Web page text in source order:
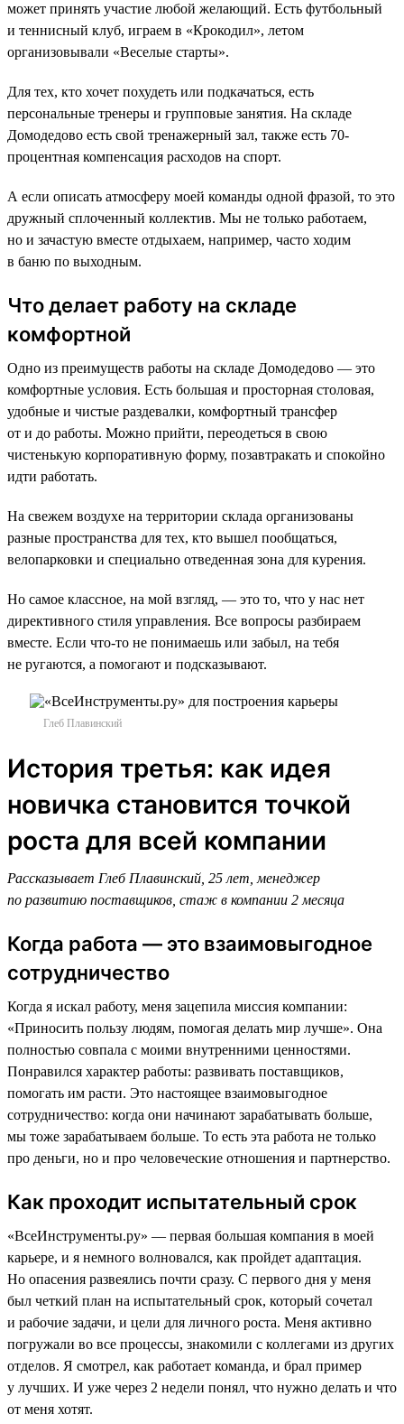
может принять участие любой желающий. Есть футбольный
и теннисный клуб, играем в «Крокодил», летом
организовывали «Веселые старты».
Для тех, кто хочет похудеть или подкачаться, есть
персональные тренеры и групповые занятия. На складе
Домодедово есть свой тренажерный зал, также есть 70-
процентная компенсация расходов на спорт.
А если описать атмосферу моей команды одной фразой, то это
дружный сплоченный коллектив. Мы не только работаем,
но и зачастую вместе отдыхаем, например, часто ходим
в баню по выходным.
Что делает работу на складе
комфортной
Одно из преимуществ работы на складе Домодедово — это
комфортные условия. Есть большая и просторная столовая,
удобные и чистые раздевалки, комфортный трансфер
от и до работы. Можно прийти, переодеться в свою
чистенькую корпоративную форму, позавтракать и спокойно
идти работать.
На свежем воздухе на территории склада организованы
разные пространства для тех, кто вышел пообщаться,
велопарковки и специально отведенная зона для курения.
Но самое классное, на мой взгляд, — это то, что у нас нет
директивного стиля управления. Все вопросы разбираем
вместе. Если что-то не понимаешь или забыл, на тебя
не ругаются, а помогают и подсказывают.
Глеб Плавинский
История третья: как идея
новичка становится точкой
роста для всей компании
Рассказывает Глеб Плавинский, 25 лет, менеджер
по развитию поставщиков, стаж в компании 2 месяца
Когда работа — это взаимовыгодное
сотрудничество
Когда я искал работу, меня зацепила миссия компании:
«Приносить пользу людям, помогая делать мир лучше». Она
полностью совпала с моими внутренними ценностями.
Понравился характер работы: развивать поставщиков,
помогать им расти. Это настоящее взаимовыгодное
сотрудничество: когда они начинают зарабатывать больше,
мы тоже зарабатываем больше. То есть эта работа не только
про деньги, но и про человеческие отношения и партнерство.
Как проходит испытательный срок
«ВсеИнструменты.ру» — первая большая компания в моей
карьере, и я немного волновался, как пройдет адаптация.
Но опасения развеялись почти сразу. С первого дня у меня
был четкий план на испытательный срок, который сочетал
и рабочие задачи, и цели для личного роста. Меня активно
погружали во все процессы, знакомили с коллегами из других
отделов. Я смотрел, как работает команда, и брал пример
у лучших. И уже через 2 недели понял, что нужно делать и что
от меня хотят.